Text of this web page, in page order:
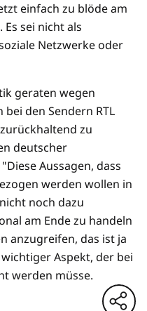
einfach zu blöde am
sei nicht als
Netzwerke oder
geraten wegen
den Sendern RTL
zu
deutscher
Aussagen, dass
werden wollen in
noch dazu
am Ende zu handeln
anzugreifen, das ist ja
Aspekt, der bei
werden müsse.